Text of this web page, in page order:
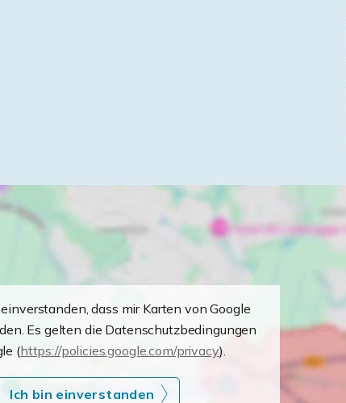
dass mir Karten von Google
Es gelten die Datenschutzbedingungen
(https://policies.google.com/privacy).
Ich bin einverstanden